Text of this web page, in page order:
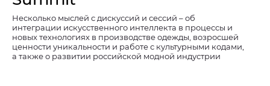
Несколько мыслей с дискуссий и сессий – об
интеграции искусственного интеллекта в процессы и
новых технологиях в производстве одежды, возросшей
ценности уникальности и работе с культурными кодами,
а также о развитии российской модной индустрии